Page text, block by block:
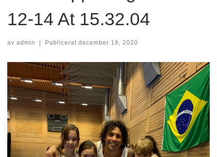
12-14 At 15.32.04
av admin | Publicerat december 19, 2020